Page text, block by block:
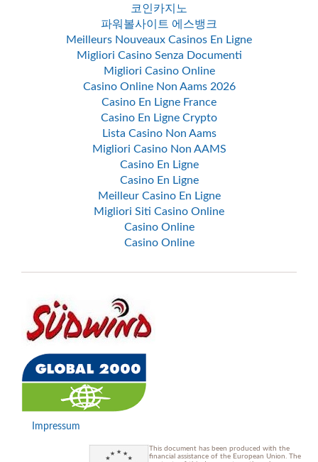
코인카지노
파워볼사이트 에스뱅크
Meilleurs Nouveaux Casinos En Ligne
Migliori Casino Senza Documenti
Migliori Casino Online
Casino Online Non Aams 2026
Casino En Ligne France
Casino En Ligne Crypto
Lista Casino Non Aams
Migliori Casino Non AAMS
Casino En Ligne
Casino En Ligne
Meilleur Casino En Ligne
Migliori Siti Casino Online
Casino Online
Casino Online
Impressum
This document has been produced with the
financial assistance of the European Union. The